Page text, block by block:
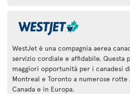
WestJet è una compagnia aerea
servizio cordiale e affidabile. Questa
maggiori opportunità per i canadesi
Montreal e Toronto a numerose rotte
Canada e in Europa.